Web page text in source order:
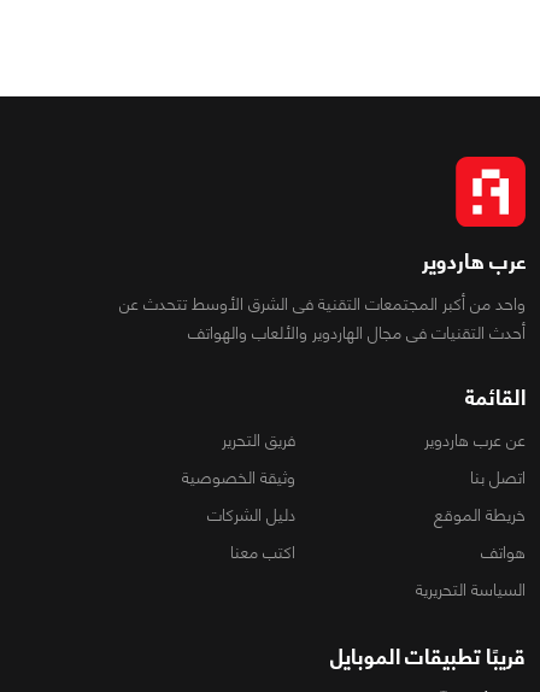
عرب هاردوير
واحد من أكبر المجتمعات التقنية فى الشرق الأوسط تتحدث عن
أحدث التقنيات فى مجال الهاردوير والألعاب والهواتف
القائمة
عن عرب هاردوير
فريق التحرير
اتصل بنا
وثيقة الخصوصية
خريطة الموقع
دليل الشركات
هواتف
اكتب معنا
السياسة التحريرية
قريبًا تطبيقات الموبايل